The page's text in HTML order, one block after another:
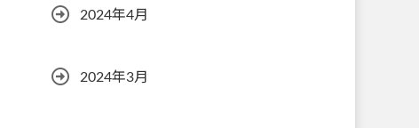
2024年4月
2024年3月